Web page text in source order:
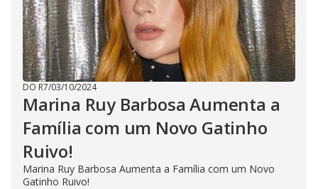
DO R7/03/10/2024
Marina Ruy Barbosa Aumenta a
Família com um Novo Gatinho
Ruivo!
Marina Ruy Barbosa Aumenta a Família com um Novo
Gatinho Ruivo!